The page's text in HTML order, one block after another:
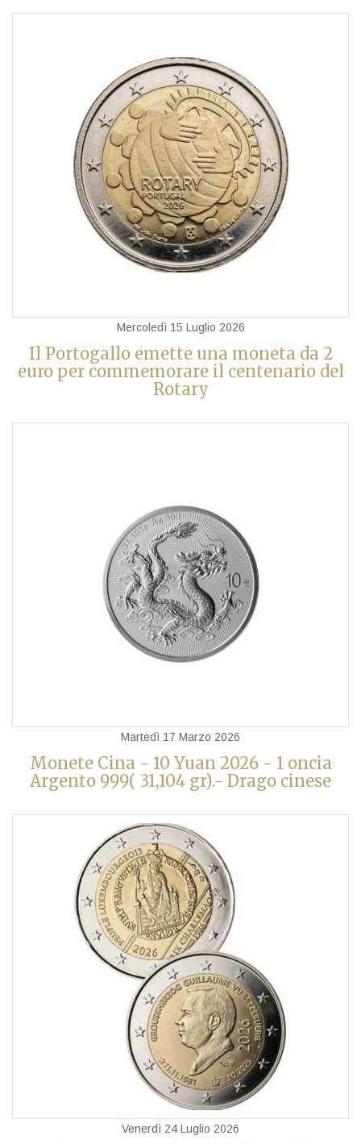
Mercoledì 15 Luglio 2026
Il Portogallo emette una moneta da 2
euro per commemorare il centenario del
Rotary
Martedì 17 Marzo 2026
Monete Cina - 10 Yuan 2026 - 1 oncia
Argento 999( 31,104 gr).- Drago cinese
Venerdì 24 Luglio 2026